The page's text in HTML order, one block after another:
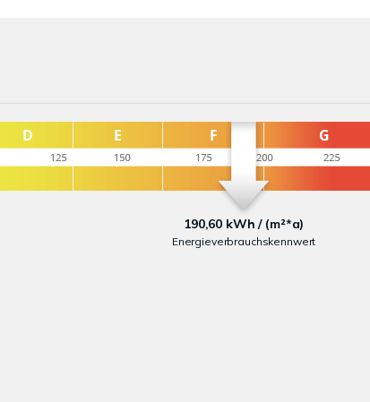
190,60 kWh / (m²*a)
Energieverbrauchskennwert